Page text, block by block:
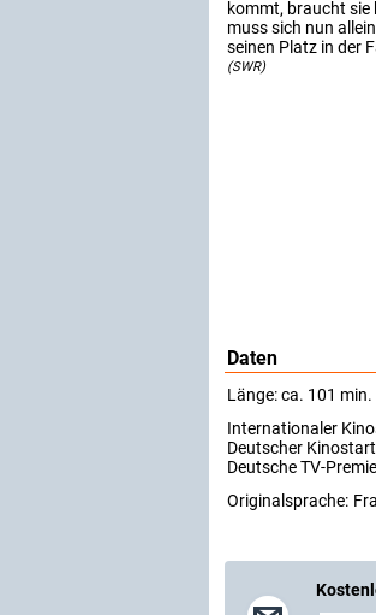
kommt, braucht sie
muss sich nun
seinen Platz in der
(SWR)
Daten
Länge: ca. 101 min.
Internationaler
Deutscher Kinostart
Deutsche TV-
Originalsprache: